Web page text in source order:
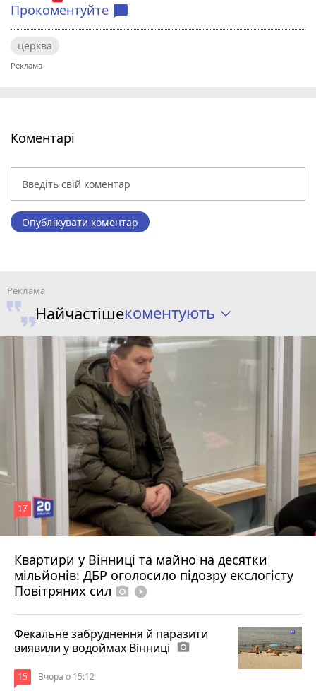
Прокоментуйте chat_bubble
церква
Коментарі
Опублікувати коментар
Найчастішекоментують
Квартири у Вінниці та майно на десятки
мільйонів: ДБР оголосило підозру екслогісту
Повітряних сил photo_camera play_circle_filled
17
6 серпня 2026 р.
Фекальне забруднення й паразити
виявили у водоймах Вінниці photo_camera
15 Вчора о 15:12